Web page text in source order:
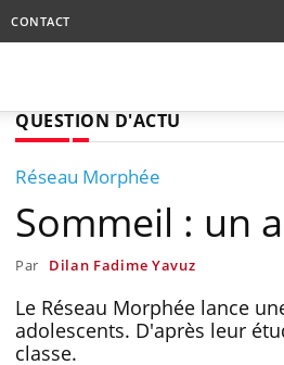
CONTACT
QUESTION D'ACTU
Réseau Morphée
Sommeil : un
Par Dilan Fadime Yavuz
Le Réseau Morphée lance
adolescents. D'après leur
classe.